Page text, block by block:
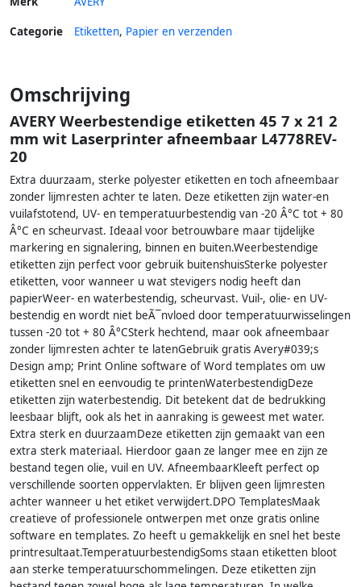
Categorie Etiketten, Papier en verzenden
Omschrijving
AVERY Weerbestendige etiketten 45 7 x 21 2
mm wit Laserprinter afneembaar L4778REV-
20
Extra duurzaam, sterke polyester etiketten en toch afneembaar
zonder lijmresten achter te laten. Deze etiketten zijn water-en
vuilafstotend, UV- en temperatuurbestendig van -20 Â°C tot + 80
Â°C en scheurvast. Ideaal voor betrouwbare maar tijdelijke
markering en signalering, binnen en buiten.Weerbestendige
etiketten zijn perfect voor gebruik buitenshuisSterke polyester
etiketten, voor wanneer u wat stevigers nodig heeft dan
papierWeer- en waterbestendig, scheurvast. Vuil-, olie- en UV-
bestendig en wordt niet beÃ¯nvloed door temperatuurwisselingen
tussen -20 tot + 80 Â°CSterk hechtend, maar ook afneembaar
zonder lijmresten achter te latenGebruik gratis Avery#039;s
Design amp; Print Online software of Word templates om uw
etiketten snel en eenvoudig te printenWaterbestendigDeze
etiketten zijn waterbestendig. Dit betekent dat de bedrukking
leesbaar blijft, ook als het in aanraking is geweest met water.
Extra sterk en duurzaamDeze etiketten zijn gemaakt van een
extra sterk materiaal. Hierdoor gaan ze langer mee en zijn ze
bestand tegen olie, vuil en UV. AfneembaarKleeft perfect op
verschillende soorten oppervlakten. Er blijven geen lijmresten
achter wanneer u het etiket verwijdert.DPO TemplatesMaak
creatieve of professionele ontwerpen met onze gratis online
software en templates. Zo heeft u gemakkelijk en snel het beste
printresultaat.TemperatuurbestendigSoms staan etiketten bloot
aan sterke temperatuurschommelingen. Deze etiketten zijn